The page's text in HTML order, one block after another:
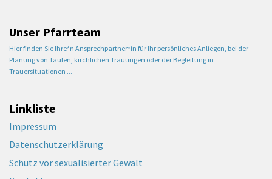
Unser Pfarrteam
Hier finden Sie Ihre*n Ansprechpartner*in für Ihr persönliches Anliegen, bei der
Planung von Taufen, kirchlichen Trauungen oder der Begleitung in
Trauersituationen ...
Linkliste
Impressum
Datenschutzerklärung
Schutz vor sexualisierter Gewalt